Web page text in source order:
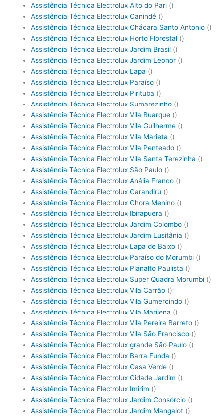
Assistência Técnica Electrolux Alto do Pari ()
Assistência Técnica Electrolux Canindé ()
Assistência Técnica Electrolux Chácara Santo Antonio ()
Assistência Técnica Electrolux Horto Florestal ()
Assistência Técnica Electrolux Jardim Brasil ()
Assistência Técnica Electrolux Jardim Leonor ()
Assistência Técnica Electrolux Lapa ()
Assistência Técnica Electrolux Paraíso ()
Assistência Técnica Electrolux Pirituba ()
Assistência Técnica Electrolux Sumarezinho ()
Assistência Técnica Electrolux Vila Buarque ()
Assistência Técnica Electrolux Vila Guilherme ()
Assistência Técnica Electrolux Vila Marieta ()
Assistência Técnica Electrolux Vila Penteado ()
Assistência Técnica Electrolux Vila Santa Terezinha ()
Assistência Técnica Electrolux São Paulo ()
Assistência Técnica Electrolux Anália Franco ()
Assistência Técnica Electrolux Carandiru ()
Assistência Técnica Electrolux Chora Menino ()
Assistência Técnica Electrolux Ibirapuera ()
Assistência Técnica Electrolux Jardim Colombo ()
Assistência Técnica Electrolux Jardim Lusitânia ()
Assistência Técnica Electrolux Lapa de Baixo ()
Assistência Técnica Electrolux Paraíso do Morumbi ()
Assistência Técnica Electrolux Planalto Paulista ()
Assistência Técnica Electrolux Super Quadra Morumbi ()
Assistência Técnica Electrolux Vila Carrão ()
Assistência Técnica Electrolux Vila Gumercindo ()
Assistência Técnica Electrolux Vila Marilena ()
Assistência Técnica Electrolux Vila Pereira Barreto ()
Assistência Técnica Electrolux Vila São Francisco ()
Assistência Técnica Electrolux grande São Paulo ()
Assistência Técnica Electrolux Barra Funda ()
Assistência Técnica Electrolux Casa Verde ()
Assistência Técnica Electrolux Cidade Jardim ()
Assistência Técnica Electrolux Imirim ()
Assistência Técnica Electrolux Jardim Consórcio ()
Assistência Técnica Electrolux Jardim Mangalot ()